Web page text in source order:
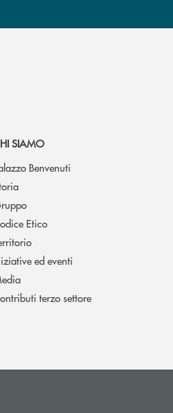
SIAMO
Benvenuti
Etico
ed eventi
terzo settore